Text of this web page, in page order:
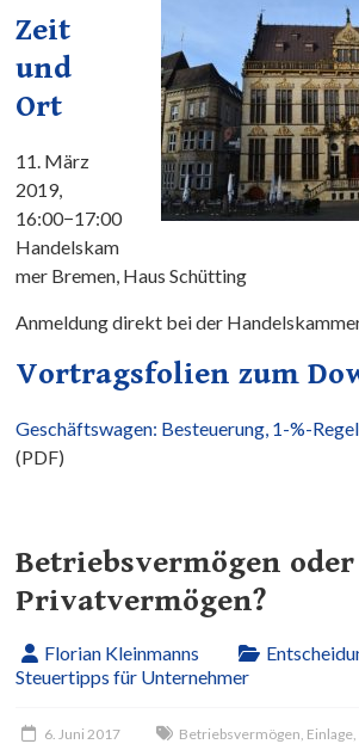
Zeit
und
Ort
11. März
2019,
16:00−17:00
Handelskam
mer Bremen, Haus Schütting
Anmeldung direkt bei der
Vortragsfolien zum
Geschäftswagen: Besteuerung, 1-%-
(PDF)
Betriebsvermögen oder
Privatvermögen?
Florian Kleinmanns
Steuertipps für Unternehmer
6. Juni 2017 Betriebsvermögen Einlage